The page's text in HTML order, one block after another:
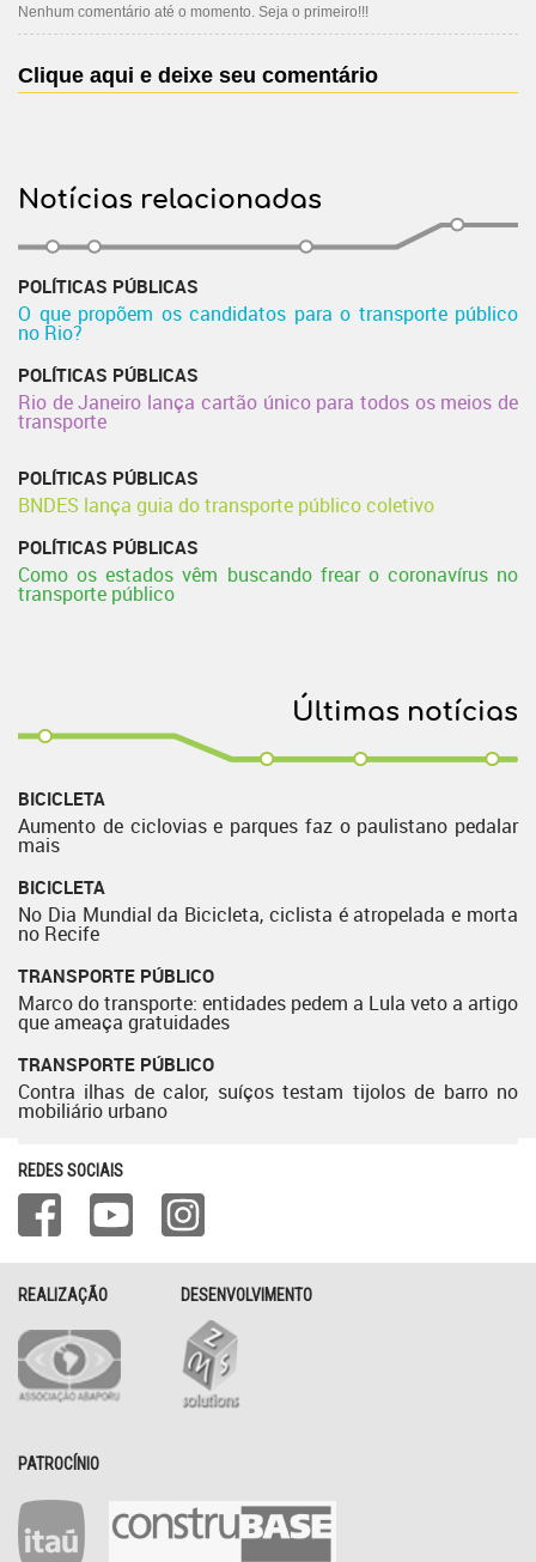
Nenhum comentário até o momento. Seja o primeiro!!!
Clique aqui e deixe seu comentário
Notícias relacionadas
POLÍTICAS PÚBLICAS
O que propõem os candidatos para o transporte público
no Rio?
POLÍTICAS PÚBLICAS
Rio de Janeiro lança cartão único para todos os meios de
transporte
POLÍTICAS PÚBLICAS
BNDES lança guia do transporte público coletivo
POLÍTICAS PÚBLICAS
Como os estados vêm buscando frear o coronavírus no
transporte público
Últimas notícias
BICICLETA
Aumento de ciclovias e parques faz o paulistano pedalar
mais
BICICLETA
No Dia Mundial da Bicicleta, ciclista é atropelada e morta
no Recife
TRANSPORTE PÚBLICO
Marco do transporte: entidades pedem a Lula veto a artigo
que ameaça gratuidades
TRANSPORTE PÚBLICO
Contra ilhas de calor, suíços testam tijolos de barro no
mobiliário urbano
REDES SOCIAIS
REALIZAÇÃO DESENVOLVIMENTO
PATROCÍNIO